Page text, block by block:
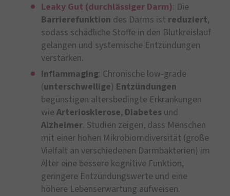
Leaky Gut (durchlässiger Darm): Die
Barrierefunktion des Darms ist reduziert,
sodass schädliche Stoffe in den Blutkreislauf
gelangen und systemische Entzündungen
verstärken.
Inflammaging: Chronische low-grade
(unterschwellige) Entzündungen
begünstigen altersbedingte Erkrankungen
wie Arteriosklerose, Diabetes und
Alzheimer. Studien zeigen, dass Menschen
mit einer hohen Mikrobiomdiversität (große
Vielfalt an verschiedenen Darmbakterien) im
Alter eine bessere kognitive Funktion,
geringere Entzündungswerte und eine
höhere Lebenserwartung aufweisen.